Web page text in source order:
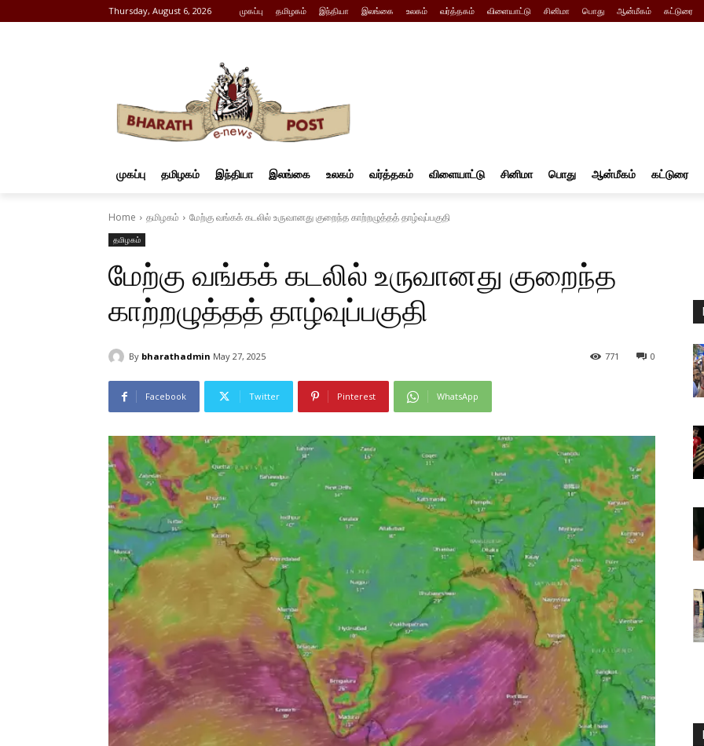
Thursday, August 6, 2026 முகப்பு தமிழகம் இந்தியா இலங்கை உலகம் வர்த்தகம் விளையாட்டு சினிமா பொது ஆன்மீகம் கட்டுரை
முகப்பு தமிழகம் இந்தியா இலங்கை உலகம் வர்த்தகம் விளையாட்டு சினிமா பொது ஆன்மீகம் கட்டுரை
Home தமிழகம் மேற்கு வங்கக் கடலில் உருவானது குறைந்த காற்றழுத்தத் தாழ்வுப்பகுதி
தமிழகம்
மேற்கு வங்கக் கடலில் உருவானது குறைந்த
காற்றழுத்தத் தாழ்வுப்பகுதி
By bharathadmin May 27, 2025 0
771
Facebook Twitter Pinterest WhatsApp